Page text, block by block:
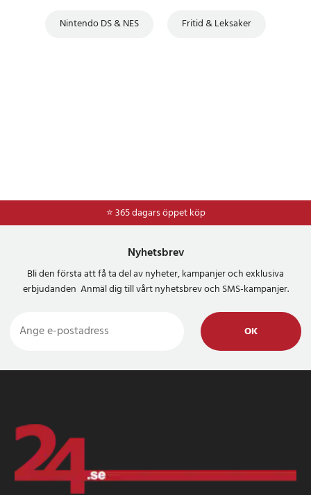
Nintendo DS & NES Fritid & Leksaker
⭐ 365 dagars öppet köp
⭐Frakt 49kr *
Nyhetsbrev
Bli den första att få ta del av nyheter, kampanjer och exklusiva
erbjudanden Anmäl dig till vårt nyhetsbrev och SMS-kampanjer.
OK